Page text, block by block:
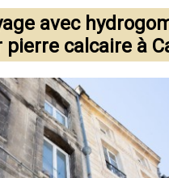
avec
pierre calcaire à